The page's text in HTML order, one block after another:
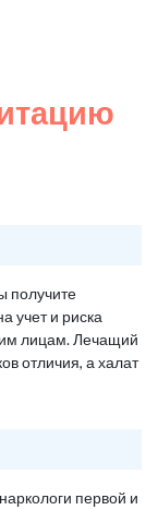
получите
учет и риска
лицам. Лечащий
отличия, а халат
первой и